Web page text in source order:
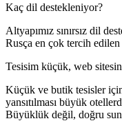
Kaç dil destekleniyor?
Altyapımız sınırsız dil
Rusça en çok tercih
Tesisim küçük, web
Küçük ve butik tesisler
yansıtılması büyük
Büyüklük değil, doğru